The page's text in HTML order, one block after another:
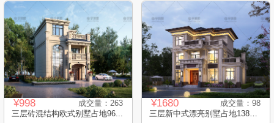
¥998
成交量：263
三层砖混结构欧式别墅占地96...
¥1680
成交量：98
三层新中式漂亮别墅占地138平...